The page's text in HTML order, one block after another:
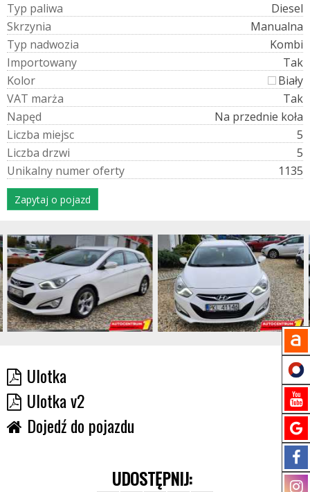
Typ paliwa
Diesel
Skrzynia
Manualna
Typ nadwozia
Kombi
Importowany
Tak
Kolor
Biały
VAT marża
Tak
Napęd
Na przednie koła
Liczba miejsc
5
Liczba drzwi
5
Unikalny numeroferty 1135
Zapytaj o pojazd
Ulotka
Ulotka v2
Dojedź do pojazdu
UDOSTĘPNIJ: